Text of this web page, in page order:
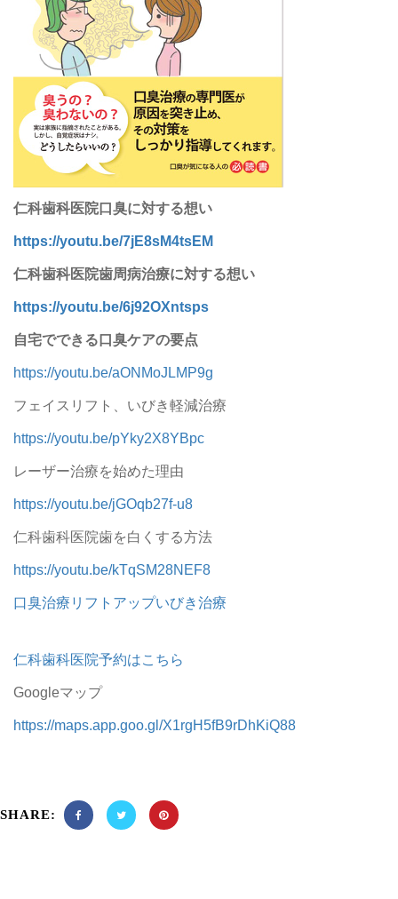
仁科歯科医院口臭に対する想い
https://youtu.be/7jE8sM4tsEM
仁科歯科医院歯周病治療に対する想い
https://youtu.be/6j92OXntsps
自宅でできる口臭ケアの要点
https://youtu.be/aONMoJLMP9g
フェイスリフト、いびき軽減治療
https://youtu.be/pYky2X8YBpc
レーザー治療を始めた理由
https://youtu.be/jGOqb27f-u8
仁科歯科医院歯を白くする方法
https://youtu.be/kTqSM28NEF8
口臭治療リフトアップいびき治療
仁科歯科医院予約はこちら
Googleマップ
https://maps.app.goo.gl/X1rgH5fB9rDhKiQ88
SHARE: